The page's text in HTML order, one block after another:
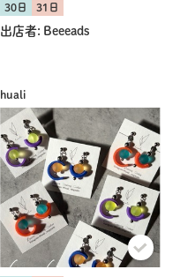
30日 31日
出店者: Beeeads
huali